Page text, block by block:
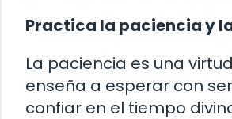
Practica la paciencia y
La paciencia es una
enseña a esperar con
confiar en el tiempo